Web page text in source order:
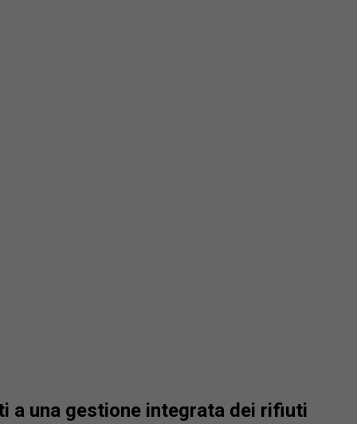
a una gestione integrata dei rifiuti